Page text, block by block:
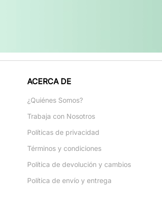
ACERCA DE
¿Quiénes Somos?
Trabaja con Nosotros
Políticas de privacidad
Términos y condiciones
Política de devolución y cambios
Política de envío y entrega